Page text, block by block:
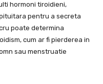
hormoni tiroidieni,
pentru a secreta
poate determina
cum ar fi pierderea in
sau menstruatie